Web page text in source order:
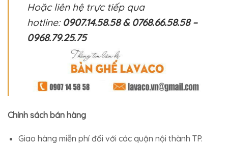
Hoặc liên hệ trực tiếp qua
hotline: 0907.14.58.58 & 0768.66.58.58 –
0968.79.25.75
Chính sách bán hàng
Giao hàng miễn phí đối với các quận nội thành TP.